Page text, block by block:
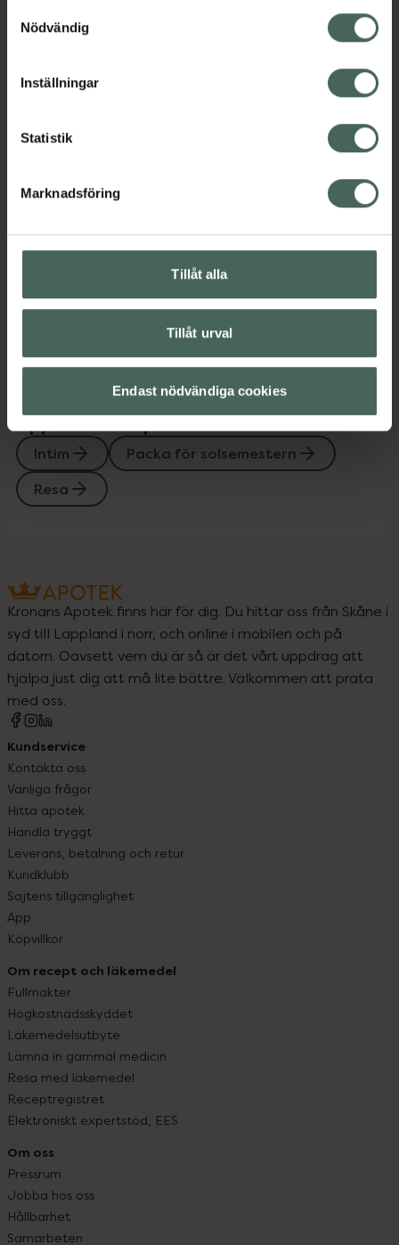
återkalla ditt samtycke via webbplatsens
cookieinställningar. Ett återkallat samtycke påverkar inte
lagligheten av behandling som skett innan återkallelsen.
Nödvändig
Inställningar
Statistik
Marknadsföring
Tillåt alla
Tillåt urval
Endast nödvändiga cookies
20 st.
EAN:07312489982481
Intim
Omdömen Visa
Upptäck flera produkter inom
Intim
Packa för solsemestern
Resa
Kronans Apotek finns här för dig. Du hittar oss från Skåne i
syd till Lappland i norr, och online i mobilen och på
datorn. Oavsett vem du är så är det vårt uppdrag att
hjälpa just dig att må lite bättre. Välkommen att prata
med oss.
Kundservice
Kontakta oss
Vanliga frågor
Hitta apotek
Handla tryggt
Leverans, betalning och retur
Kundklubb
Sajtens tillgänglighet
App
Köpvillkor
Om recept och läkemedel
Fullmakter
Högkostnadsskyddet
Läkemedelsutbyte
Lämna in gammal medicin
Resa med läkemedel
Receptregistret
Elektroniskt expertstöd, EES
Om oss
Pressrum
Jobba hos oss
Hållbarhet
Samarbeten